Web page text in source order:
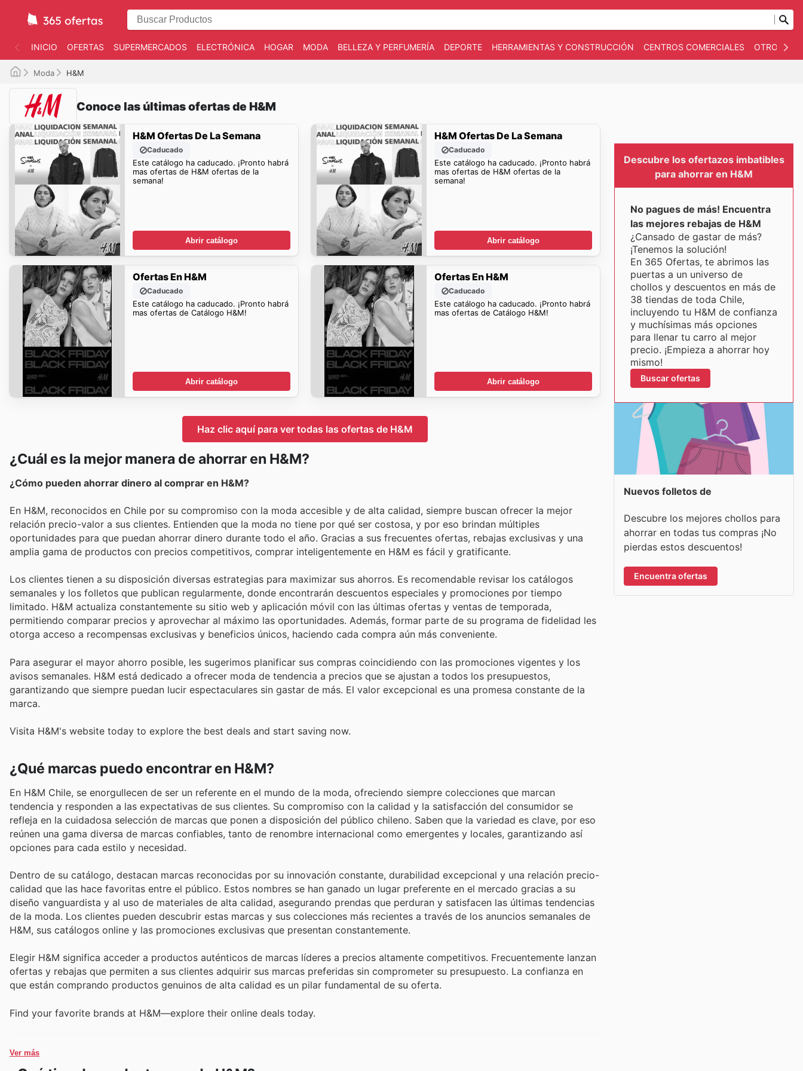
INICIO OFERTAS SUPERMERCADOS ELECTRÓNICA HOGAR MODA BELLEZA Y PERFUMERÍA DEPORTE HERRAMIENTAS Y CONSTRUCCIÓN CENTROS COMERCIALES OTROS
Moda H&M
Conoce las últimas ofertas de H&M
H&M Ofertas De La Semana
Caducado
Este catálogo ha caducado. ¡Pronto habrá
mas ofertas de H&M ofertas de la
semana!
Abrir catálogo
H&M Ofertas De La Semana
Caducado
Este catálogo ha caducado. ¡Pronto habrá
mas ofertas de H&M ofertas de la
semana!
Abrir catálogo
Ofertas En H&M
Caducado
Este catálogo ha caducado. ¡Pronto habrá
mas ofertas de Catálogo H&M!
Abrir catálogo
Ofertas En H&M
Caducado
Este catálogo ha caducado. ¡Pronto habrá
mas ofertas de Catálogo H&M!
Abrir catálogo
Haz clic aquí para ver todas las ofertas de H&M
¿Cuál es la mejor manera de ahorrar en H&M?
¿Cómo pueden ahorrar dinero al comprar en H&M?
En H&M, reconocidos en Chile por su compromiso con la moda accesible y de alta calidad, siempre buscan ofrecer la mejor
relación precio-valor a sus clientes. Entienden que la moda no tiene por qué ser costosa, y por eso brindan múltiples
oportunidades para que puedan ahorrar dinero durante todo el año. Gracias a sus frecuentes ofertas, rebajas exclusivas y una
amplia gama de productos con precios competitivos, comprar inteligentemente en H&M es fácil y gratificante.
Los clientes tienen a su disposición diversas estrategias para maximizar sus ahorros. Es recomendable revisar los catálogos
semanales y los folletos que publican regularmente, donde encontrarán descuentos especiales y promociones por tiempo
limitado. H&M actualiza constantemente su sitio web y aplicación móvil con las últimas ofertas y ventas de temporada,
permitiendo comparar precios y aprovechar al máximo las oportunidades. Además, formar parte de su programa de fidelidad les
otorga acceso a recompensas exclusivas y beneficios únicos, haciendo cada compra aún más conveniente.
Para asegurar el mayor ahorro posible, les sugerimos planificar sus compras coincidiendo con las promociones vigentes y los
avisos semanales. H&M está dedicado a ofrecer moda de tendencia a precios que se ajustan a todos los presupuestos,
garantizando que siempre puedan lucir espectaculares sin gastar de más. El valor excepcional es una promesa constante de la
marca.
Visita H&M's website today to explore the best deals and start saving now.
¿Qué marcas puedo encontrar en H&M?
En H&M Chile, se enorgullecen de ser un referente en el mundo de la moda, ofreciendo siempre colecciones que marcan
tendencia y responden a las expectativas de sus clientes. Su compromiso con la calidad y la satisfacción del consumidor se
refleja en la cuidadosa selección de marcas que ponen a disposición del público chileno. Saben que la variedad es clave, por eso
reúnen una gama diversa de marcas confiables, tanto de renombre internacional como emergentes y locales, garantizando así
opciones para cada estilo y necesidad.
Dentro de su catálogo, destacan marcas reconocidas por su innovación constante, durabilidad excepcional y una relación precio-
calidad que las hace favoritas entre el público. Estos nombres se han ganado un lugar preferente en el mercado gracias a su
diseño vanguardista y al uso de materiales de alta calidad, asegurando prendas que perduran y satisfacen las últimas tendencias
de la moda. Los clientes pueden descubrir estas marcas y sus colecciones más recientes a través de los anuncios semanales de
H&M, sus catálogos online y las promociones exclusivas que presentan constantemente.
Elegir H&M significa acceder a productos auténticos de marcas líderes a precios altamente competitivos. Frecuentemente lanzan
ofertas y rebajas que permiten a sus clientes adquirir sus marcas preferidas sin comprometer su presupuesto. La confianza en
que están comprando productos genuinos de alta calidad es un pilar fundamental de su oferta.
Find your favorite brands at H&M—explore their online deals today.
Ver más
Descubre los ofertazos imbatibles
para ahorrar en H&M
No pagues de más! Encuentra
las mejores rebajas de H&M
¿Cansado de gastar de más?
¡Tenemos la solución!
En 365 Ofertas, te abrimos las
puertas a un universo de
chollos y descuentos en más de
38 tiendas de toda Chile,
incluyendo tu H&M de confianza
y muchísimas más opciones
para llenar tu carro al mejor
precio. ¡Empieza a ahorrar hoy
mismo!
Buscar ofertas
Nuevos folletos de
Descubre los mejores chollos para
ahorrar en todas tus compras ¡No
pierdas estos descuentos!
Encuentra ofertas